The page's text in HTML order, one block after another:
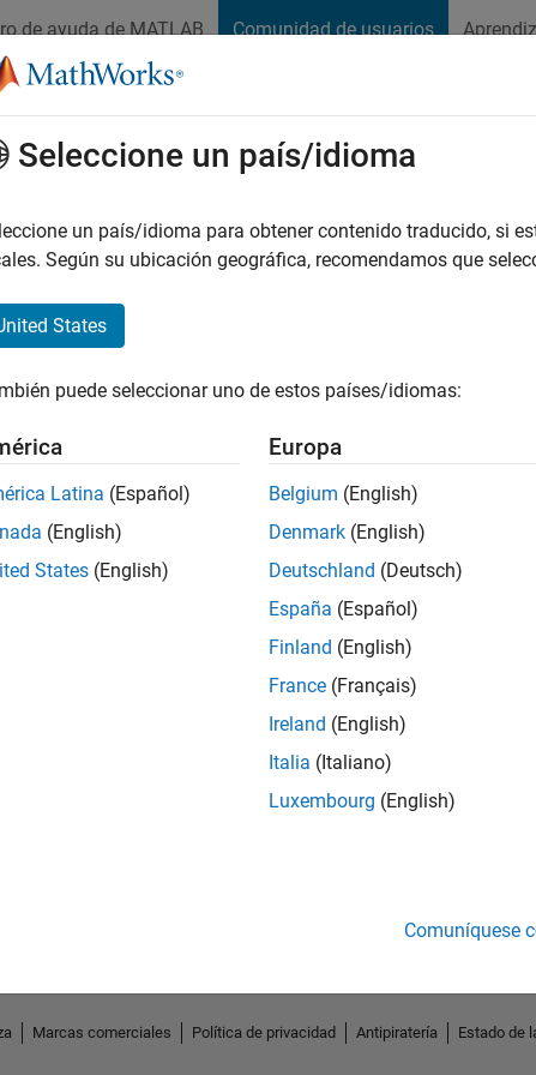
de ayuda de MATLAB Comunidad de usuarios
File Exchange Cody
NAVEEN MANGAL
Con actividad desde 2017
Followers:0Following: 0
Please to
No
Seleccione un país/idioma
un país/idioma para obtener contenido traducido, si
Según su ubicación geográfica, recomendamos que
States
puede seleccionar uno de estos países/idiomas:
Latina (Español)
(English)
States (English)
Europa
Belgium (English)
Denmark (English)
Deutschland (Deutsch)
España (Español)
Finland (English)
France (Français)
Ireland (English)
Italia (Italiano)
Luxembourg (English)
Comuníquese
Marcas comerciales Política de privacidad Antipiratería Estado de